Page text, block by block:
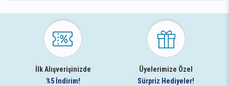
İlk Alışverişinizde
%5 İndirim!
Üyelerimize Özel
Sürpriz Hediyeler!